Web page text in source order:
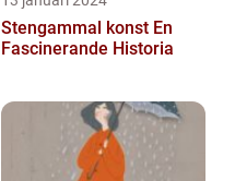
Stengammal konst En
Fascinerande Historia